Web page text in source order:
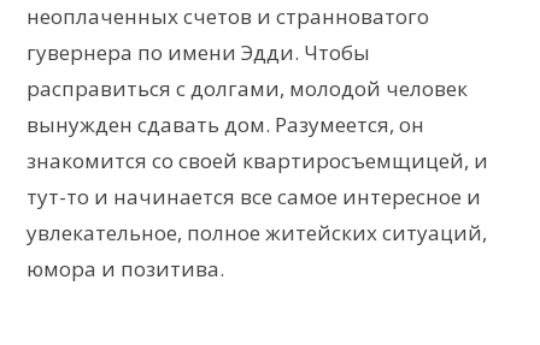
неоплаченных счетов и странноватого
гувернера по имени Эдди. Чтобы
расправиться с долгами, молодой человек
вынужден сдавать дом. Разумеется, он
знакомится со своей квартиросъемщицей, и
тут-то и начинается все самое интересное и
увлекательное, полное житейских ситуаций,
юмора и позитива.